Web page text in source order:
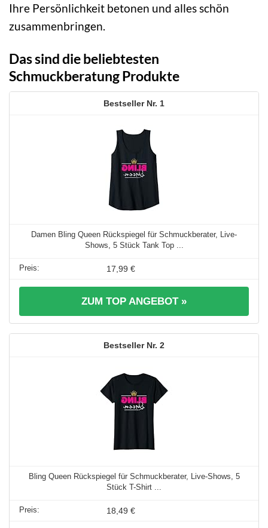
Ihre Persönlichkeit betonen und alles schön
zusammenbringen.
Das sind die beliebtesten
Schmuckberatung Produkte
1
Damen Bling Queen Rückspiegel für Schmuckberater, Live-
Shows, 5 Stück Tank Top ...
17,99 €
ZUM TOP ANGEBOT »
2
Bling Queen Rückspiegel für Schmuckberater, Live-Shows, 5
Stück T-Shirt ...
18,49 €